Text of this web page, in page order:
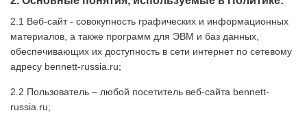
2.1 Веб-сайт - совокупность графических и информационных
материалов, а также программ для ЭВМ и баз данных,
обеспечивающих их доступность в сети интернет по сетевому
адресу bennett-russia.ru;
2.2 Пользователь – любой посетитель веб-сайта bennett-
russia.ru;